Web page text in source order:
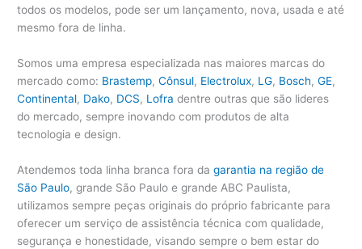
todos os modelos, pode ser um lançamento, nova, usada e até
mesmo fora de linha.
Somos uma empresa especializada nas maiores marcas do
mercado como: Brastemp,Cônsul, Electrolux, LG, Bosch,GE,
Continental, Dako, DCS, Lofra dentre outras que são lideres
do mercado, sempre inovando com produtos de alta
tecnologia e design.
Atendemos toda linha branca fora dagarantia na região de
São Paulo, grande São Paulo e grande ABC Paulista,
utilizamos sempre peças originais do próprio fabricante para
oferecer um serviço de assistência técnica com qualidade,
segurança e honestidade, visando sempre o bem estar do